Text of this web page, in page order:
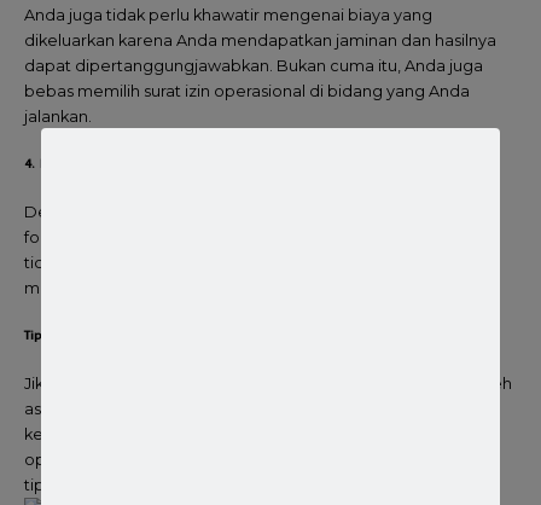
Anda juga tidak perlu khawatir mengenai biaya yang
dikeluarkan karena Anda mendapatkan jaminan dan hasilnya
dapat dipertanggungjawabkan. Bukan cuma itu, Anda juga
bebas memilih surat izin operasional di bidang yang Anda
jalankan.
4. Bisa Lebih Fokus
Dengan menggunakan jasa izin operasional, Anda akan lebih
fokus terhadap hal-hal yang lebih penting. Waktu Anda juga
tidak terlalu padat dan sibuk, sehingga Anda bisa
mendapatkan waktu istirahat yang cukup.
Tips Cari Jasa Izin Operasional Mudah dan Cepat Paling Lengkap
Jika Anda membutuhkan
Anda tidak boleh
asal sembarang memilih jasa, sehingga hasilnya sesuai
kebutuhan dan keinginan. Anda harus pintar memilih jasa izin
operasional mudah dan cepat, adapun berikut beberapa
tipsnya: